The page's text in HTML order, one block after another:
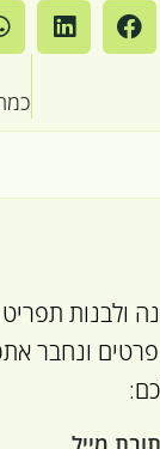
ולבנות
ונחבר
מייל